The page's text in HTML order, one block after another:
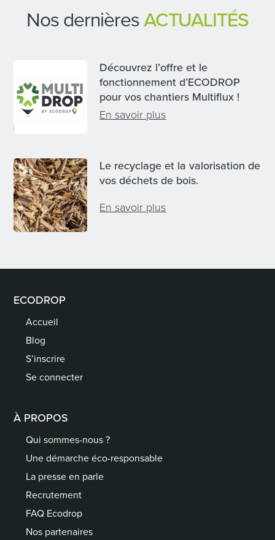
Nos dernièresACTUALITÉS
Découvrez l’offre et le
fonctionnement d’ECODROP
pour vos chantiers Multiflux !
En savoir plus
Le recyclage et la valorisation de
vos déchets de bois.
En savoir plus
ECODROP
Accueil
Blog
S’inscrire
Se connecter
À PROPOS
Qui sommes-nous ?
Une démarche éco-responsable
La presse en parle
Recrutement
FAQ Ecodrop
Nos partenaires